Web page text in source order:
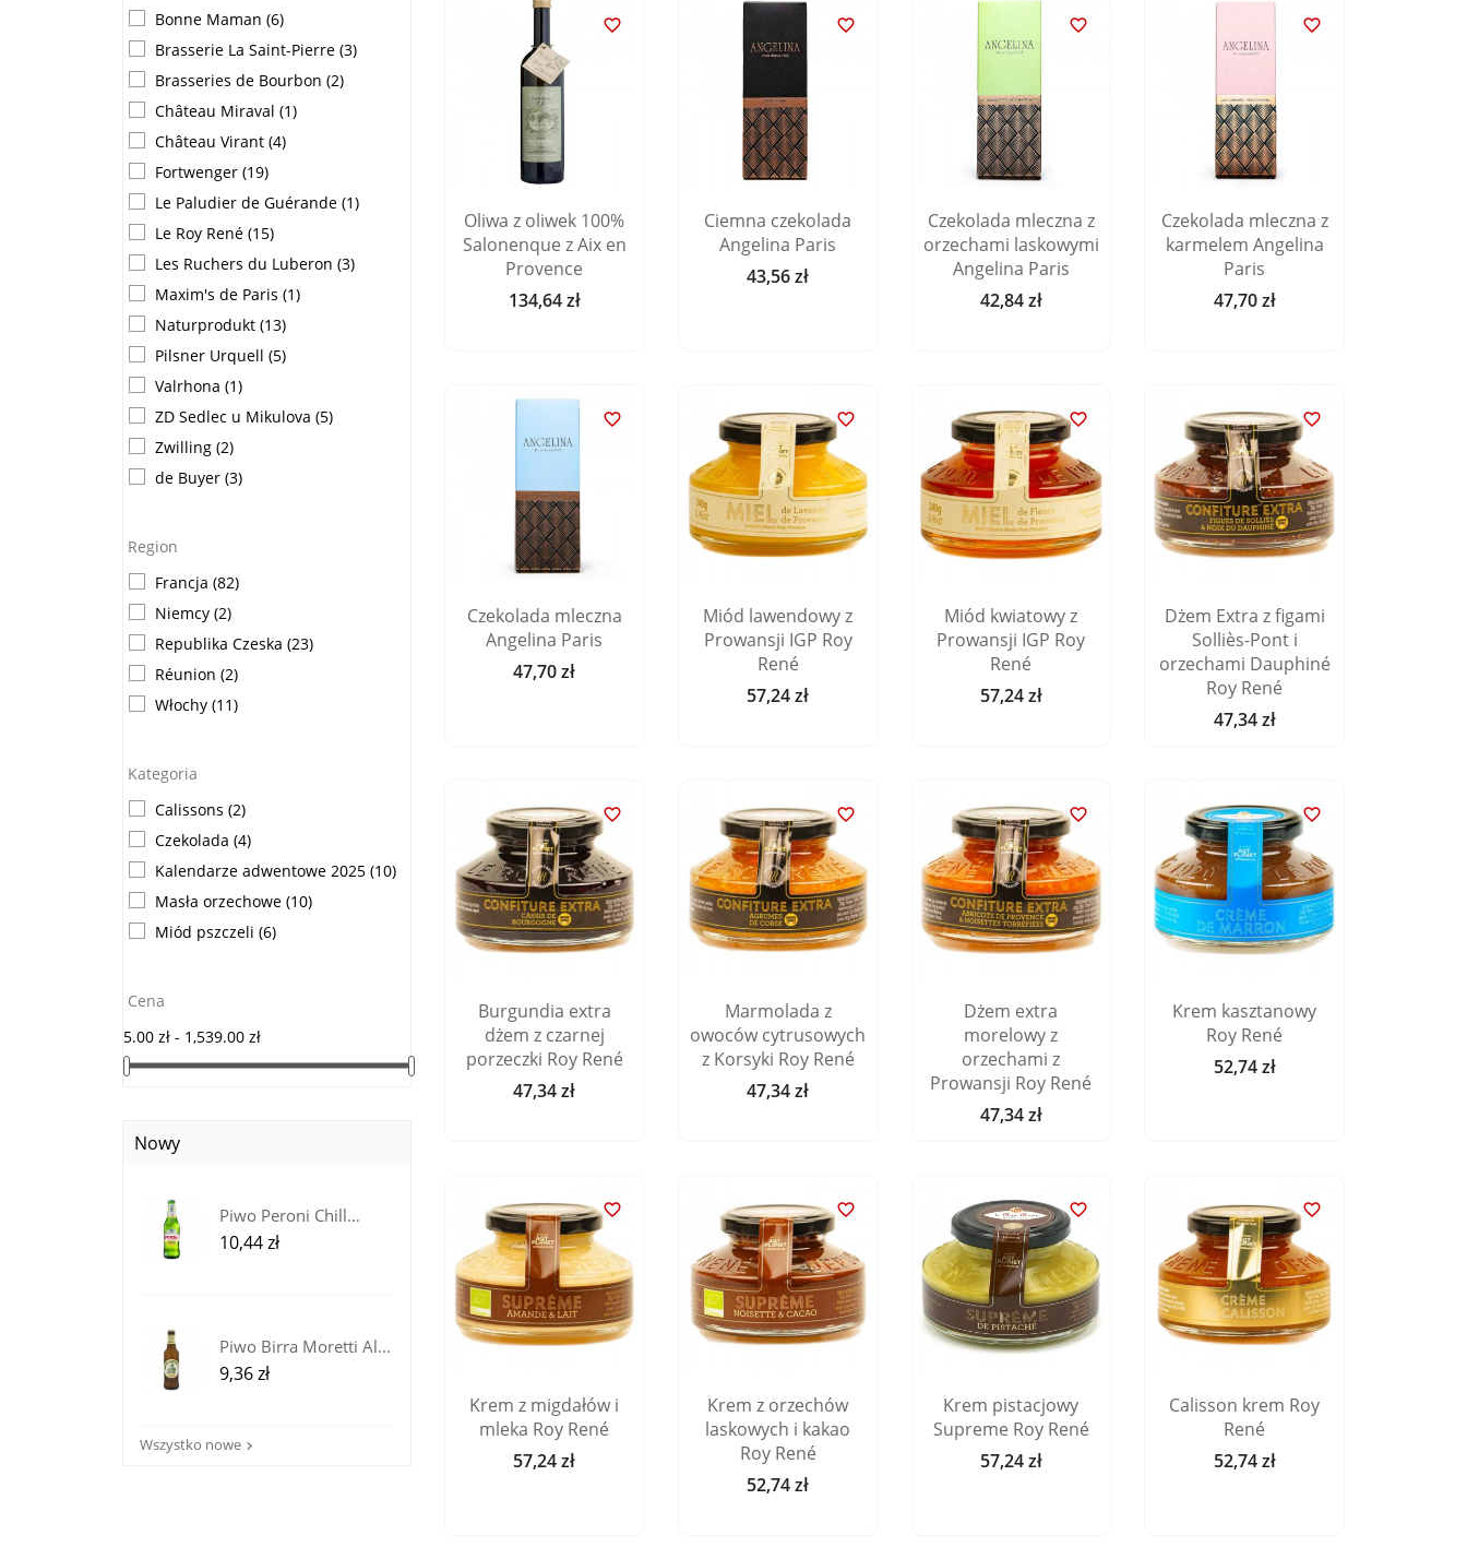
Bonne Maman (6)
Brasserie La Saint-Pierre (3)
Brasseries de Bourbon (2)
Château Miraval (1)
Château Virant (4)
Fortwenger (19)
Le Paludier de Guérande (1)
Le Roy René (15)
Les Ruchers du Luberon (3)
Maxim's de Paris (1)
Naturprodukt (13)
Pilsner Urquell (5)
Valrhona (1)
ZD Sedlec u Mikulova (5)
Zwilling (2)
de Buyer (3)
Region
Francja (82)
Niemcy (2)
Republika Czeska (23)
Réunion (2)
Włochy (11)
Kategoria
Calissons (2)
Czekolada (4)
Kalendarze adwentowe 2025 (10)
Masła orzechowe (10)
Miód pszczeli (6)
Cena
5.00 zł - 1,539.00 zł
Nowy
Piwo Peroni Chill
Lemon z...
Cena
10,44 zł
Piwo Birra Moretti Al...
Cena
9,36 zł
Wszystko nowe 

Oliwa z oliwek 100%
Salonenque z Aix en
Provence
Cena
134,64 zł

Ciemna czekolada
Angelina Paris
Cena
43,56 zł

Czekolada mleczna z
orzechami laskowymi
Angelina Paris
Cena
42,84 zł

Czekolada mleczna z
karmelem Angelina
Paris
Cena
47,70 zł

Czekolada mleczna
Angelina Paris
Cena
47,70 zł

Miód lawendowy z
Prowansji IGP Roy
René
Cena
57,24 zł

Miód kwiatowy z
Prowansji IGP Roy
René
Cena
57,24 zł

Dżem Extra z figami
Solliès-Pont i
orzechami Dauphiné
Roy René
Cena
47,34 zł

Burgundia extra
dżem z czarnej
porzeczki Roy René
Cena
47,34 zł

Marmolada z
owoców cytrusowych
z Korsyki Roy René
Cena
47,34 zł

Dżem extra
morelowy z
orzechami z
Prowansji Roy René
Cena
47,34 zł

Krem kasztanowy
Roy René
Cena
52,74 zł

Krem z migdałów i
mleka Roy René
Cena
57,24 zł

Krem z orzechów
laskowych i kakao
Roy René
Cena
52,74 zł

Krem pistacjowy
Supreme Roy René
Cena
57,24 zł

Calisson krem ​​Roy
René
Cena
52,74 zł